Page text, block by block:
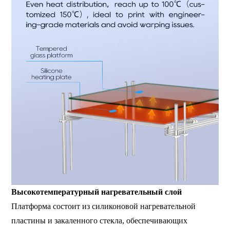
Высокотемпературный нагревательный слой
Платформа состоит из силиконовой нагревательной
пластины и закаленного стекла, обеспечивающих